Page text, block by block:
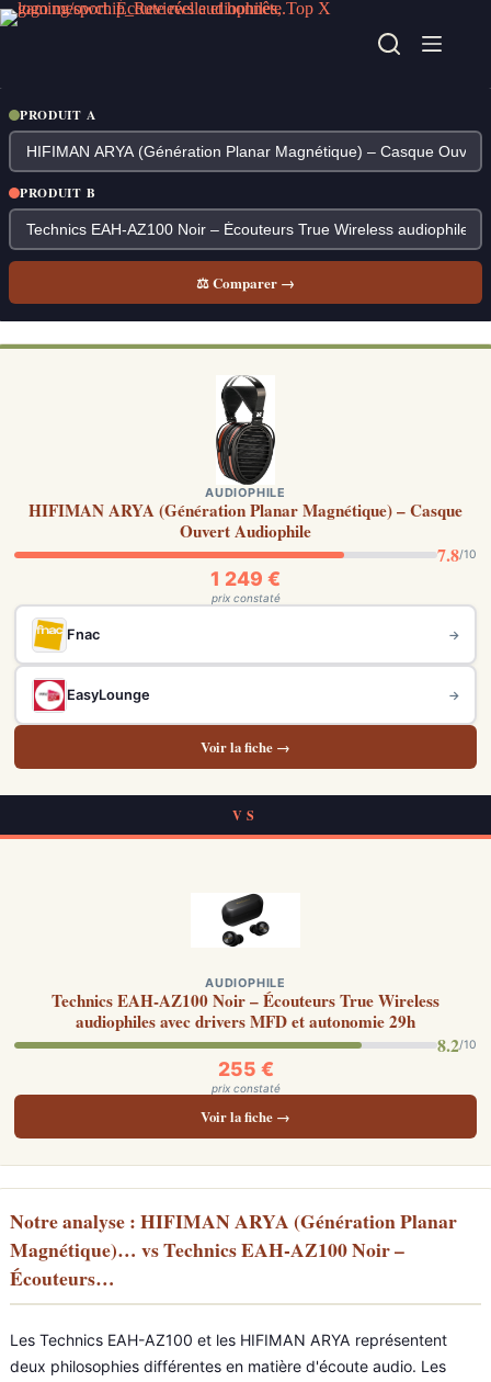
Passer
au
PRODUIT A
PRODUIT B
⚖ Comparer →
AUDIOPHILE
HIFIMAN ARYA (Génération Planar Magnétique) – Casque
Ouvert Audiophile
7.8/10
1 249 €
prix constaté
Fnac →
EasyLounge →
Voir la fiche →
VS
AUDIOPHILE
Technics EAH-AZ100 Noir – Écouteurs True Wireless
audiophiles avec drivers MFD et autonomie 29h
8.2/10
255 €
prix constaté
Voir la fiche →
Notre analyse : HIFIMAN ARYA (Génération Planar
Magnétique)… vs Technics EAH-AZ100 Noir –
Écouteurs…
Les Technics EAH-AZ100 et les HIFIMAN ARYA représentent
deux philosophies différentes en matière d'écoute audio. Les